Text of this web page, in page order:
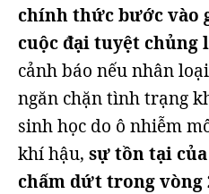
chính thức bước vào
cuộc đại tuyệt chủng
cảnh báo nếu nhân
ngăn chặn tình trạng
sinh học do ô nhiễm
khí hậu, sự tồn tại
chấm dứt trong vòng